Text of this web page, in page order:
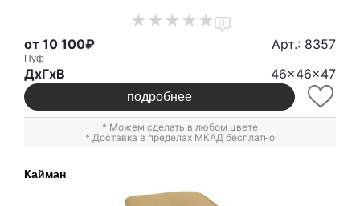
0
от 10 100₽ Арт.: 8357
Пуф
ДxГxВ 46x46x47
подробнее
* Можем сделать в любом цвете
* Доставка в пределах МКАД бесплатно
Кайман